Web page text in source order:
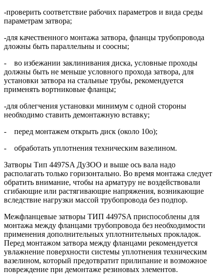
-проверить соответствие рабочих параметров и вида среды
параметрам затвора;
-для качественного монтажа затвора, фланцы трубопровода
дложны быть параллельны и соосны;
- во избежании заклинивания диска, условные проходы
должны быть не меньше условного прохода затвора, для
установки затвора на стальные трубы, рекомендуется
применять вортниковые фланцы;
-для облегчения установки минимум с одной стороны
необходимо ставить демонтажную вставку;
- перед монтажем открыть диск (около 10о);
- обработать уплотнения техническим вазелином.
Затворы Тип 4497SA ДуЗОО и выше ось вала надо
располагать только горизонтально. Во время монтажа следует
обратить внимание, чтобы на арматуру не воздействовали
сгибающие или растягивающие напряжения, возникающие
вследствие нагрузки массой трубопровода без подпор.
Межфланцевые затворы ТИП 4497SA приспособлены для
монтажа между фланцами трубопровода без необходимости
применения дополнительных уплотнительных прокладок.
Перед монтажом затвора между фланцами рекомендуется
увлажнение поверхности системы уплотнения техническим
вазелином, который предотвратит прилипание и возможное
повреждение при демонтаже резиновых элементов.